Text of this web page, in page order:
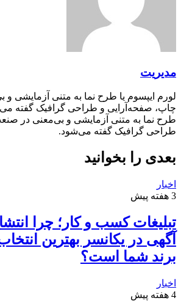
مدیریت
لورم ایپسوم یا طرح‌ نما به متنی آزمایشی
چاپ، صفحه‌آرایی و طراحی گرافیک گفته
طرح‌ نما به متنی آزمایشی و بی‌معنی در
طراحی گرافیک گفته می‌شود.
بعدی را بخوانید
اخبار
3 هفته پیش
تبلیغات کسب و کار؛ چرا
آگهی در یکانسر بهترین
برند شما است؟
اخبار
4 هفته پیش